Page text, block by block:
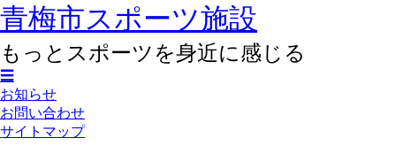
青梅市スポーツ施設
もっとスポーツを身近に感じる
☰
お知らせ
お問い合わせ
サイトマップ